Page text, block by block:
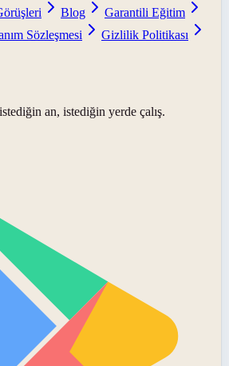
Blog
Garantili Eğitim
Sözleşmesi
Gizlilik Politikası
an, istediğin yerde çalış.